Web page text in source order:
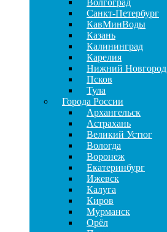
Волгоград
Санкт-Петербург
КавМинВоды
Казань
Калининград
Карелия
Нижний Новгород
Псков
Тула
Города России
Архангельск
Астрахань
Великий Устюг
Вологда
Воронеж
Екатеринбург
Ижевск
Калуга
Киров
Мурманск
Орёл